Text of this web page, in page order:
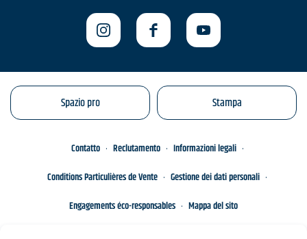
Spazio pro Stampa
Contatto Reclutamento
Informazioni legali
Conditions Particulières de Vente
Gestione dei dati personali
Engagements éco-responsables
Mappa del sito